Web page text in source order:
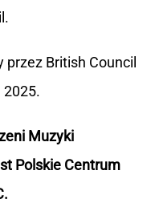
przez British Council
2025.
Muzyki
Polskie Centrum